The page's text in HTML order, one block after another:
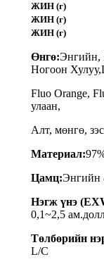
ЖИН (г)
ЖИН (г)
ЖИН (г)
Өнгө:Энгийн,
Ногоон Хулуу,
Fluo Orange,
улаан,
Алт, мөнгө, зэс
Материал:
Цамц:Энгийн
Нэгж үнэ
0,1~2,5
Төлбөрийн
L/C